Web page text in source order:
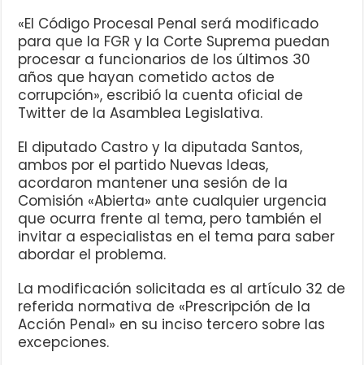
«El Código Procesal Penal será modificado
para que la FGR y la Corte Suprema puedan
procesar a funcionarios de los últimos 30
años que hayan cometido actos de
corrupción», escribió la cuenta oficial de
Twitter de la Asamblea Legislativa.
El diputado Castro y la diputada Santos,
ambos por el partido Nuevas Ideas,
acordaron mantener una sesión de la
Comisión «Abierta» ante cualquier urgencia
que ocurra frente al tema, pero también el
invitar a especialistas en el tema para saber
abordar el problema.
La modificación solicitada es al artículo 32 de
referida normativa de «Prescripción de la
Acción Penal» en su inciso tercero sobre las
excepciones.